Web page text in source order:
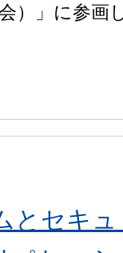
）」に参画
とセキ